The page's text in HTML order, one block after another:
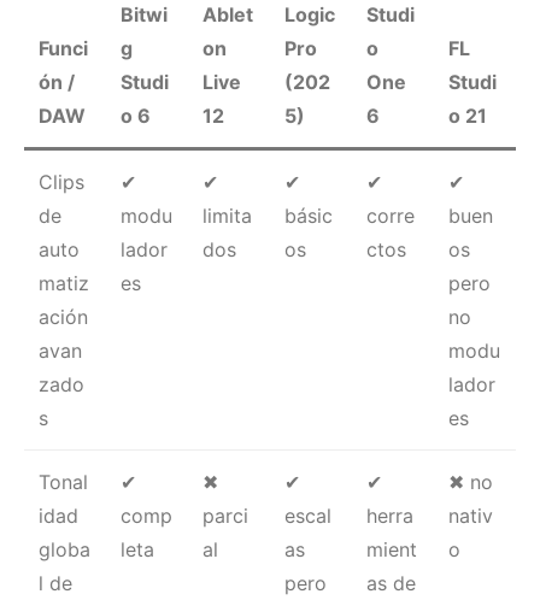
Funci
ón /
DAW
Bitwi
g
Studi
o 6
Ablet
on
Live
12
Logic
Pro
(202
5)
Studi
o
One
6
FL
Studi
o 21
Clips
de
auto
matiz
ación
avan
zado
s
✔
modu
lador
es
✔
limita
dos
✔
básic
os
✔
corre
ctos
✔
buen
os
pero
no
modu
lador
es
Tonal
idad
globa
l de
✔
comp
leta
✖
parci
al
✔
escal
as
pero
✔
herra
mient
as de
✖ no
nativ
o